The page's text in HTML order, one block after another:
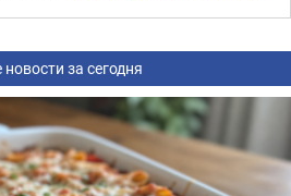
за сегодня